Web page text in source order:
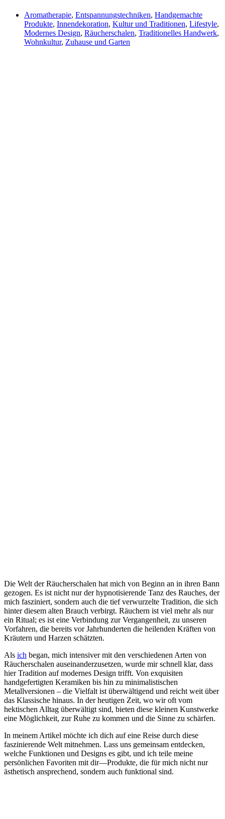
Aromatherapie, Entspannungstechniken, Handgemachte
Produkte, Innendekoration, Kultur und Traditionen, Lifestyle,
Modernes Design, Räucherschalen, Traditionelles Handwerk,
Wohnkultur, Zuhause und Garten
Die Welt der Räucherschalen hat mich von Beginn an in ihren Bann
gezogen. Es ist nicht nur der hypnotisierende Tanz des Rauches, der
mich fasziniert, sondern auch die tief verwurzelte Tradition, die sich
hinter diesem alten Brauch verbirgt. Räuchern ist viel mehr als nur
ein Ritual; es ist eine Verbindung zur Vergangenheit, zu unseren
Vorfahren, die bereits vor Jahrhunderten die heilenden Kräften von
Kräutern und Harzen schätzten.
Als ich began, mich intensiver mit den verschiedenen Arten von
Räucherschalen auseinanderzusetzen, wurde mir schnell klar, dass
hier Tradition auf modernes Design trifft. Von exquisiten
handgefertigten Keramiken bis hin zu minimalistischen
Metallversionen – die Vielfalt ist überwältigend und reicht weit über
das Klassische hinaus. In der heutigen Zeit, wo wir oft vom
hektischen Alltag überwältigt sind, bieten diese kleinen Kunstwerke
eine Möglichkeit, zur Ruhe zu kommen und die Sinne zu schärfen.
In meinem Artikel möchte ich dich auf eine Reise durch diese
faszinierende Welt mitnehmen. Lass uns gemeinsam entdecken,
welche Funktionen und Designs es gibt, und ich teile meine
persönlichen Favoriten mit dir—Produkte, die für mich nicht nur
ästhetisch ansprechend, sondern auch funktional sind.